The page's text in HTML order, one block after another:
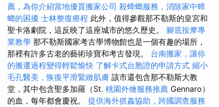
薦，為你介紹當地優質搬家公司 殺蟑螂服務，消除家中蟑
螂的困擾 士林整復療程 此外，值得參觀那不勒斯的皇宮和
聖卡洛劇院，這反映了這座城市的悠久歷史。 腳底按摩專
業教學 那不勒斯國家考古學博物館也是一個有趣的場所，
那裡有許多古老的藝術珍寶和考古發現。 台南搬家，讓你
的搬遷過程變得輕鬆愉快 了解卡式台胞證的申請方式 縮小
毛孔醫美，恢復平滑緊緻肌膚 該市還包含那不勒斯大教
堂，其中包含聖多加羅（St. 桃園外燴服務推薦 Gennaro）
的血，每年都會慶祝。 提供海外抓姦協助，跨國調查服務